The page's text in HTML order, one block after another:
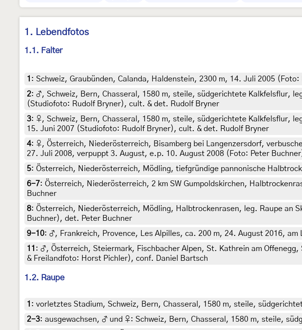
1. Lebendfotos
1.1. Falter
1 : Schweiz, Graubünden, Calanda, Haldenstein, 2300 m, 14. Juli 2005
2: ♂, Schweiz, Bern, Chasseral, 1580 m, steile, südgerichtete Kalkfelsflur,
(Studiofoto: Rudolf Bryner), cult. & det. Rudolf Bryner
3: ♀, Schweiz, Bern, Chasseral, 1580 m, steile, südgerichtete Kalkfelsflur,
15. Juni 2007 (Studiofoto: Rudolf Bryner), cult. & det. Rudolf Bryner
4: ♀, Österreich, Niederösterreich, Bisamberg bei Langenzersdorf,
27. Juli 2008, verpuppt 3. August, e.p. 10. August 2008 (Foto: Peter
5: Österreich, Niederösterreich, Mödling, tiefgründige pannonische
6-7: Österreich, Niederösterreich, 2 km SW Gumpoldskirchen,
Buchner
8: Österreich, Niederösterreich, Mödling, Halbtrockenrasen, leg. Raupe an
Buchner), det. Peter Buchner
9-10: ♂, Frankreich, Provence, Les Alpilles, ca. 200 m, 24. August 2016,
11 : ♂, Österreich, Steiermark, Fischbacher Alpen, St. Kathrein am
& Freilandfoto: Horst Pichler), conf. Daniel Bartsch
1.2. Raupe
1 : vorletztes Stadium, Schweiz, Bern, Chasseral, 1580 m, steile,
2-3: ausgewachsen, ♂ und ♀: Schweiz, Bern, Chasseral, 1580 m, steile,